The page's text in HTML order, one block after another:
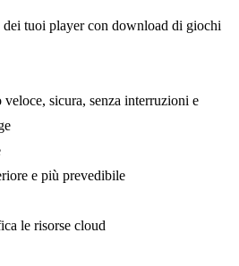
dei tuoi player con download di giochi
sicura, senza interruzioni e
e più prevedibile
le risorse cloud